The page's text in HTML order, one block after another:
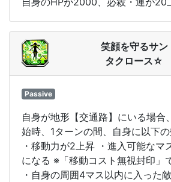
笑顔を守るサン
タクロース☆
Passive
自身が地形【交通路】にいる場合
始時、1ターンの間、自身に以下
・移動力が2上昇 ・進入可能なマ
になる ※「移動コスト無視封印」
・自身の周囲4マス以内に入った